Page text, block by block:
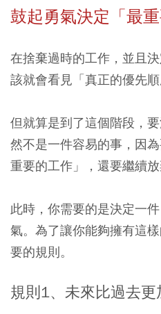
鼓起勇氣決定「最重
在捨棄過時的工作，並且
該就會看見「真正的優先順
但就算是到了這個階段，
然不是一件容易的事，因
重要的工作」，還要繼續放
此時，你需要的是決定一
氣。為了讓你能夠擁有這
要的規則。
規則1、未來比過去更